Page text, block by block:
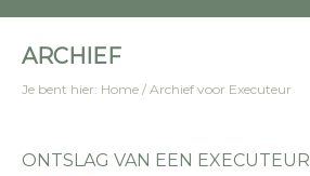
ARCHIEF
Je bent hier: Home / Archief voor Executeur
ONTSLAG VAN EEN EXECUTEUR